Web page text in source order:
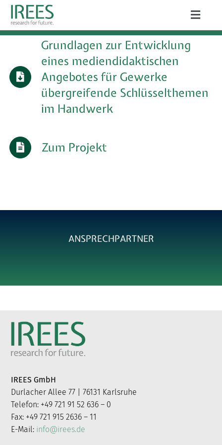
Zum
Inhalt
Toggle
ÜBER UNS
LEISTUNGEN
AKTUELLES
PROJEKTE
nach:
Grundlagen zur Entwicklung
eines mediendidaktischen
Angebotes für Gewerke
übergreifende Schlüsselthemen
im Handwerk
Zum Projekt
ANSPRECHPARTNER
IREES GmbH
Durlacher Allee 77 | 76131 Karlsruhe
Telefon: +49 721 91 52 636 – 0
Fax: +49 721 915 2636 – 11
E-Mail: info@irees.de